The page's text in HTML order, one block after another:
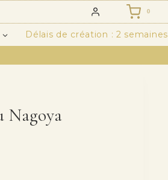
0
Délais de création : 2 semaines
Nagoya